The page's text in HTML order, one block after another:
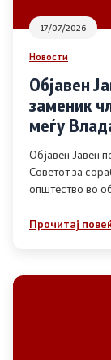
Дијалог меѓу
Отворени
организации
Финансиска
17/07/2026
Новости
Објавен
заменик
меѓу
во
Објавен Јавен
Советот за
општество во
Прочитај